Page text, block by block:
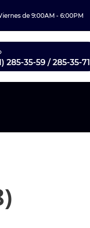
de 9:00AM - 6:00PM
285-35-59 / 285-35-71